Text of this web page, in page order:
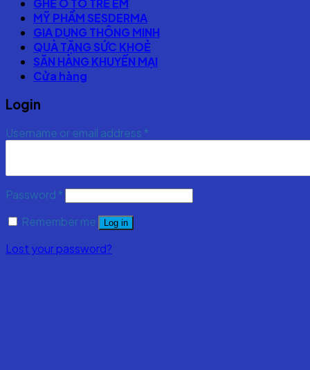
GHẾ Ô TÔ TRẺ EM
MỸ PHẨM SESDERMA
GIA DỤNG THÔNG MINH
QUÀ TẶNG SỨC KHOẺ
SĂN HÀNG KHUYẾN MẠI
Cửa hàng
Login
Username or email address *
Password *
Remember me
Log in
Lost your password?